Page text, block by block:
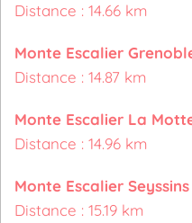
Distance : 14.66 km
Monte Escalier
Distance : 14.87 km
Monte Escalier La
Distance : 14.96 km
Monte Escalier Seyssins
Distance : 15.19 km